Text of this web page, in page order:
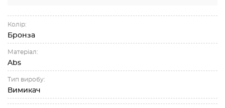
Колір:
Бронза
Матеріал:
Abs
Тип виробу:
Вимикач